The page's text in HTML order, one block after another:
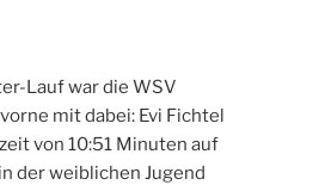
Lauf war die WSV
mit dabei: Evi Fichtel
von 10:51 Minuten auf
der weiblichen Jugend